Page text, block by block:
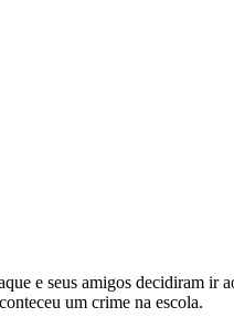
e seus amigos decidiram ir
um crime na escola.